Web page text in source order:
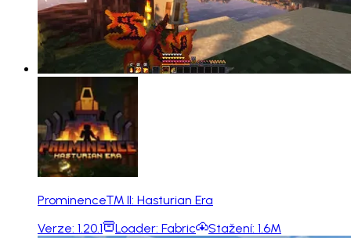
Prominence™ II: Hasturian Era
Verze: 1.20.1 Loader: Fabric Stažení: 1.6M